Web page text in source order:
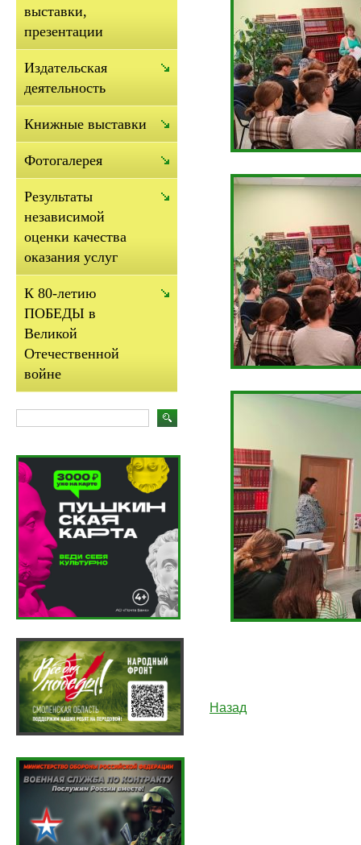
Назад
выставки,
презентации
Издательская
деятельность
Книжные выставки
Фотогалерея
Результаты
независимой
оценки качества
оказания услуг
К 80-летию
ПОБЕДЫ в
Великой
Отечественной
войне